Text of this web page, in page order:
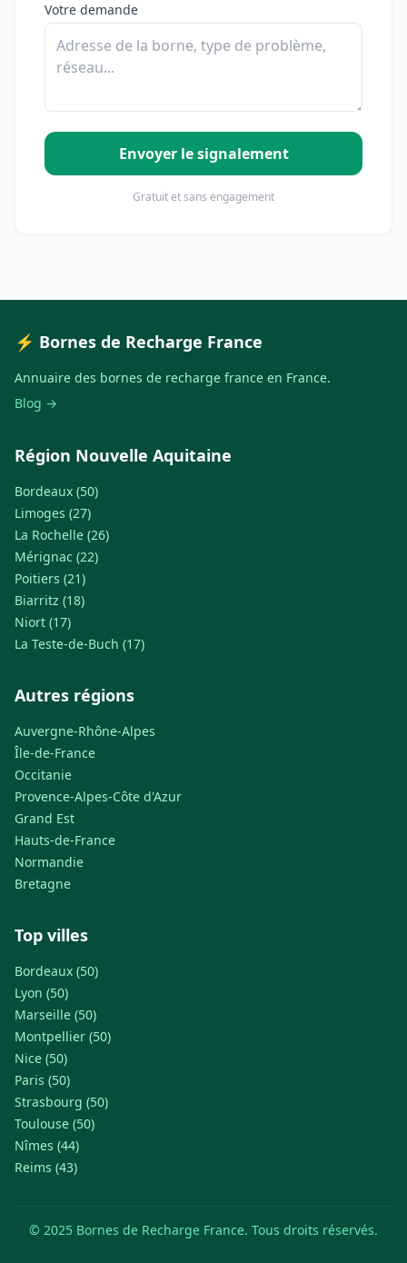
Votre demande
Envoyer le signalement
Gratuit et sans engagement
⚡ Bornes de Recharge France
Annuaire des bornes de recharge france en France.
Blog →
Région Nouvelle Aquitaine
Bordeaux (50)
Limoges (27)
La Rochelle (26)
Mérignac (22)
Poitiers (21)
Biarritz (18)
Niort (17)
La Teste-de-Buch (17)
Autres régions
Auvergne-Rhône-Alpes
Île-de-France
Occitanie
Provence-Alpes-Côte d'Azur
Grand Est
Hauts-de-France
Normandie
Bretagne
Top villes
Bordeaux (50)
Lyon (50)
Marseille (50)
Montpellier (50)
Nice (50)
Paris (50)
Strasbourg (50)
Toulouse (50)
Nîmes (44)
Reims (43)
© 2025 Bornes de Recharge France. Tous droits réservés.